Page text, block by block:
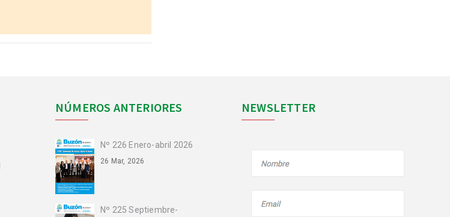
NÚMEROS ANTERIORES
Nº 226 Enero-abril 2026
26 Mar, 2026
Nº 225 Septiembre-
NEWSLETTER